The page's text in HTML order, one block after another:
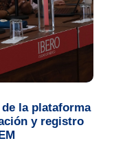
la plataforma
y registro